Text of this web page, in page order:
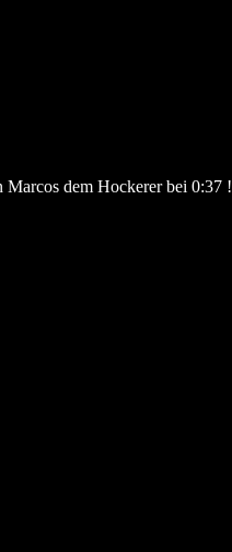
dem Hockerer bei 0:37 !